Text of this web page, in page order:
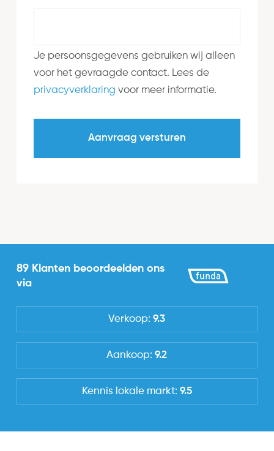
Je persoonsgegevens gebruiken wij alleen
voor het gevraagde contact. Lees de
privacyverklaring voor meer informatie.
89 Klanten beoordeelden ons
via
Verkoop:9.3
Aankoop:9.2
Kennis lokale markt: 9.5